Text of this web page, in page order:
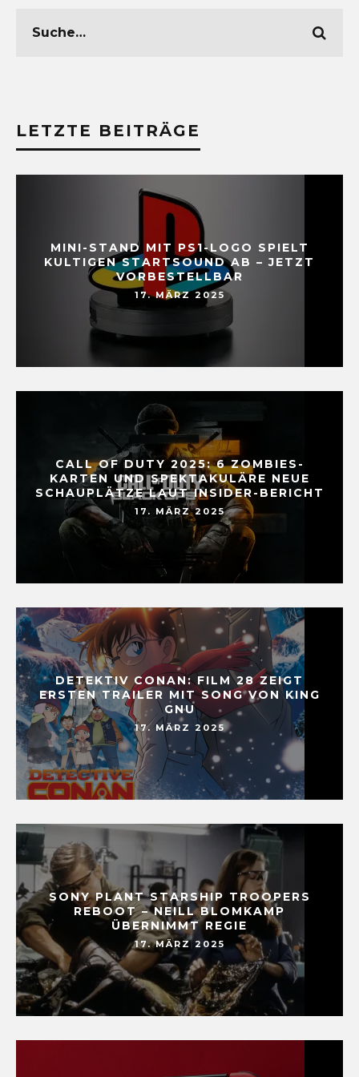
LETZTE BEITRÄGE
MINI-STAND MIT PS1-LOGO SPIELT
KULTIGEN STARTSOUND AB – JETZT
VORBESTELLBAR
17. MÄRZ 2025
CALL OF DUTY 2025: 6 ZOMBIES-
KARTEN UND SPEKTAKULÄRE NEUE
SCHAUPLÄTZE LAUT INSIDER-BERICHT
17. MÄRZ 2025
DETEKTIV CONAN: FILM 28 ZEIGT
ERSTEN TRAILER MIT SONG VON KING
GNU
17. MÄRZ 2025
SONY PLANT STARSHIP TROOPERS
REBOOT – NEILL BLOMKAMP
ÜBERNIMMT REGIE
17. MÄRZ 2025